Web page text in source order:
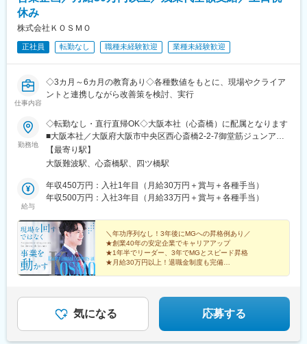
駅、大江橋駅、大阪梅田駅(阪神線)、四ツ橋駅、なんば駅(地下
駅、玉造駅、高槻市駅、なかもず駅、北新地駅、九条駅(京都府)、
山陽姫路駅、山陽明石駅、芦屋川駅、川西池田駅、上栄町駅、石
山駅、王寺駅、八木西口駅、鳥居前駅、田中口駅、名古屋駅、西
ロ)、神泉駅、東池袋駅、品川駅、稲荷町駅(東京都)、末広町駅(東
京都)、新日本橋駅、銀座駅、内幸町駅、浜松町駅、三田駅(東京
都)、大崎広小路駅、代官山駅、井の頭公園駅、立川北駅、京王八
王子駅、新高島駅、川崎駅、新丸子駅、武蔵溝ノ口駅、登戸駅、
県)、海老名駅(相鉄・小田急)、本川越駅、新越谷駅、上熊谷駅、
京成千葉駅、京成西船駅、船橋駅、津田沼駅、市川駅、本八幡駅
谷駅、松屋町駅、百舌鳥八幡駅、五条駅(京都市営)、京都河原町
駅、四宮駅、桃山駅、高速神戸駅、芦屋駅(阪神線)、唐橋前駅、勢
野北口駅、畝傍駅、名鉄名古屋駅、栄町駅(愛知県)、久屋大通駅、
大手町駅(東京都)、新宿西口駅、都電雑司ケ谷駅、高輪ゲートウェ
イ駅、京成上野駅、岩本町駅、銀座一丁目駅、汐留駅、大門駅(東
橋駅、京成津田沼駅、京成八幡駅
休み
株式会社ＫＯＳＭＯ
正社員 転勤なし 職種未経験歓迎 業種未経験歓迎
仕事内容
◇3カ月～6カ月の教育あり◇各種数値をもとに、現場やクライア
ントと連携しながら改善策を検討、実行
勤務地
◇転勤なし・直行直帰OK◇大阪本社（心斎橋）に配属となります
■大阪本社／大阪府大阪市中央区西心斎橋2-2-7御堂筋ジュンアシ
ダビル9F＜アクセス＞Osaka Metro「心斎橋駅」より徒歩5分各線
「大阪難波駅」より徒歩5分各線「なんば駅」より徒歩5分※受動
【最寄り駅】
大阪難波駅、心斎橋駅、四ツ橋駅
給与
年収450万円：入社1年目（月給30万円＋賞与＋各種手当）
年収500万円：入社3年目（月給33万円＋賞与＋各種手当）
＼年功序列なし！3年後にMGへの昇格例あり／
★創業40年の安定企業でキャリアアップ
★1年半でリーダー、3年でMGとスピード昇格
★月給30万円以上！退職金制度も完備
気になる 応募する